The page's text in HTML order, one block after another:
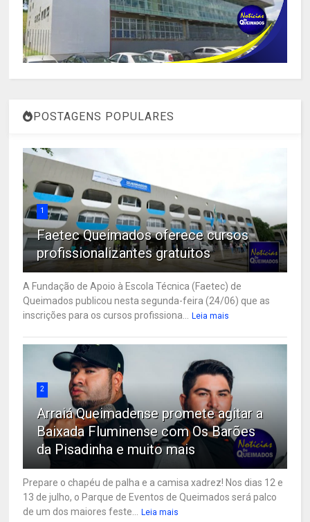
POSTAGENS POPULARES
1
Faetec Queimados oferece cursos
profissionalizantes gratuitos
A Fundação de Apoio à Escola Técnica (Faetec) de
Queimados publicou nesta segunda-feira (24/06) que as
inscrições para os cursos profissiona...
Leia mais
2
Arraiá Queimadense promete agitar a
Baixada Fluminense com Os Barões
da Pisadinha e muito mais
Prepare o chapéu de palha e a camisa xadrez! Nos dias 12 e
13 de julho, o Parque de Eventos de Queimados será palco
de um dos maiores feste...
Leia mais